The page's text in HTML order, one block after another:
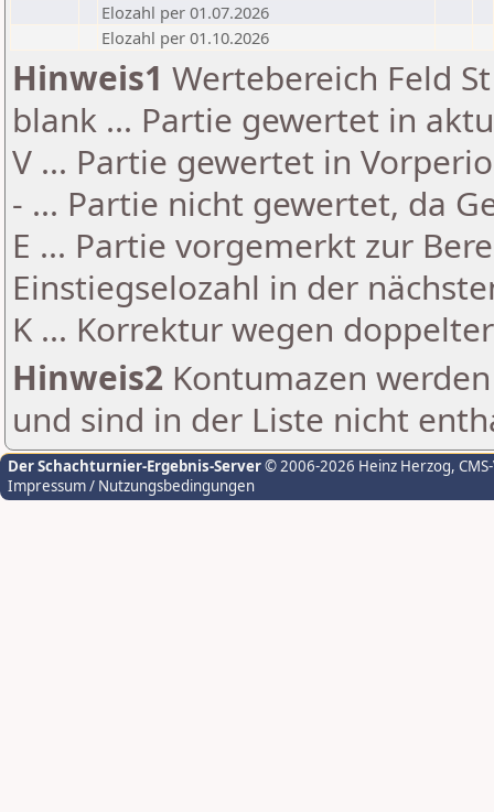
Elozahl per 01.07.2026
Elozahl per 01.10.2026
Hinweis1 Wertebereich Feld
blank ... Partie gewertet in
V ... Partie gewertet in
- ... Partie nicht gewertet, da
E ... Partie vorgemerkt zur
Einstiegselozahl in der
K ... Korrektur wegen
Hinweis2 Kontumazen
und sind in der Liste nicht
Der Schachturnier-Ergebnis-Server© 2006-2026 Heinz Herzog,
Impressum / Nutzungsbedingungen